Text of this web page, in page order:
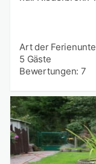
Art der
5 Gäste
Bewertungen: 7